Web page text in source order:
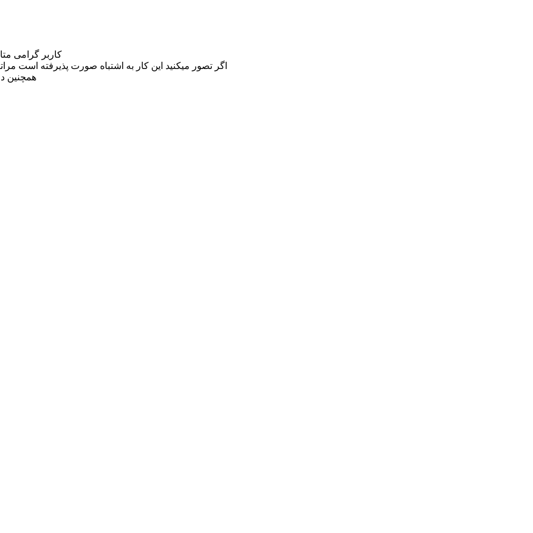
کاربر گرامی
اگر تصور میکنید این کار به اشتباه صورت پذیرفته است مراتب این مسئله را
همچنین